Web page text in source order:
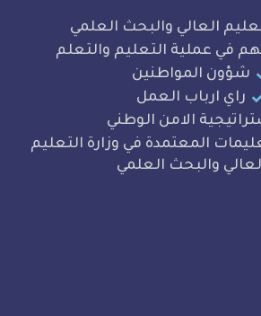
والبحث العلمي
والتعلم
العمل
الوطني
في وزارة التعليم
العلمي